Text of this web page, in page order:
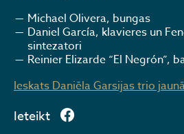
Michael Olivera, bungas
Daniel García, klavieres un
sintezatori
Reinier Elizarde “El Negrón”,
Ieskats Daniēla Garsijas trio
Ieteikt